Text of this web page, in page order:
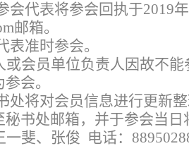
会代表将参会回执于2019
邮箱。
表准时参会。
或会员单位负责人因故不
会。
处将对会员信息进行更新
秘书处邮箱，并于参会当
一斐、张俊 电话：